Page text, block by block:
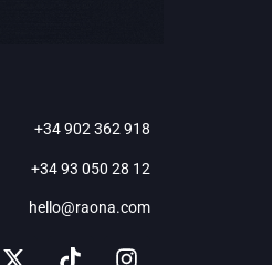
+34 902 362 918
+34 93 050 28 12
hello@raona.com